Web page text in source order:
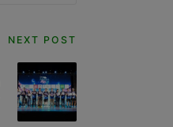
NEXT POST